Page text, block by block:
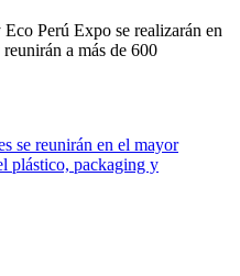
Perú Expo se realizarán en
a más de 600